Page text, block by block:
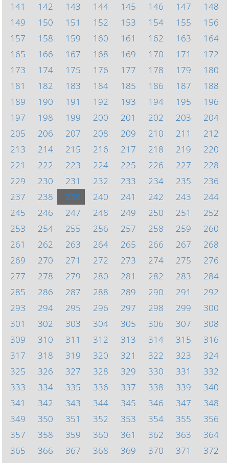
141
142 143 144 145 146 147
148
149
150 151 152 153 154 155
156
157
158 159 160 161 162 163
164
165
166 167 168 169 170 171
172
173
174 175 176 177 178 179
180
181
182 183 184 185 186 187
188
189
190 191 192 193 194 195
196
197
198 199 200 201 202 203
204
205
206 207 208 209 210 211
212
213
214 215 216 217 218 219
220
221
222 223 224 225 226 227
228
229
230 231 232 233 234 235
236
237
238 239 240 241 242 243
244
245
246 247 248 249 250 251
252
253
254 255 256 257 258 259
260
261
262 263 264 265 266 267
268
269
270 271 272 273 274 275
276
277
278 279 280 281 282 283
284
285
286 287 288 289 290 291
292
293
294 295 296 297 298 299
300
301
302 303 304 305 306 307
308
309
310 311 312 313 314 315
316
317
318 319 320 321 322 323
324
325
326 327 328 329 330 331
332
333
334 335 336 337 338 339
340
341
342 343 344 345 346 347
348
349
350 351 352 353 354 355
356
357
358 359 360 361 362 363
364
365
366 367 368 369 370 371
372